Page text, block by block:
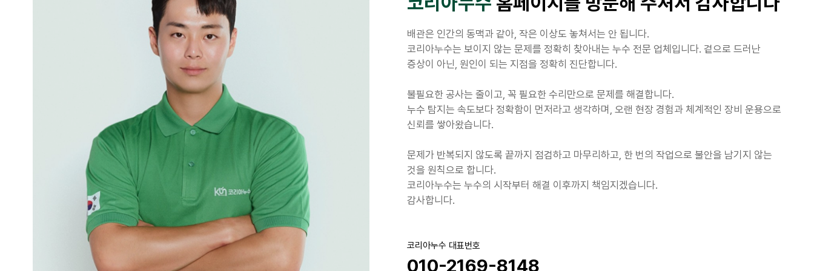
배관은 인간의 동맥과 같아, 작은 이상도 놓쳐서는 안 됩니다.
코리아누수는 보이지 않는 문제를 정확히 찾아내는 누수 전문 업체입니다. 겉으로 드러난
증상이 아닌, 원인이 되는 지점을 정확히 진단합니다.
불필요한 공사는 줄이고, 꼭 필요한 수리만으로 문제를 해결합니다.
누수 탐지는 속도보다 정확함이 먼저라고 생각하며, 오랜 현장 경험과 체계적인 장비 운용으로
신뢰를 쌓아왔습니다.
문제가 반복되지 않도록 끝까지 점검하고 마무리하고, 한 번의 작업으로 불안을 남기지 않는
것을 원칙으로 합니다.
코리아누수는 누수의 시작부터 해결 이후까지 책임지겠습니다.
감사합니다.
코리아누수 대표번호
010-2169-8148